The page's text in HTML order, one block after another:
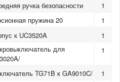
ручка безопасности
1
пружина 20
1
к UC3520A
1
для
1
TG71B к GA9010C/
1